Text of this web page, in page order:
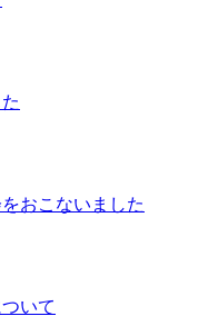
おこないました
いて